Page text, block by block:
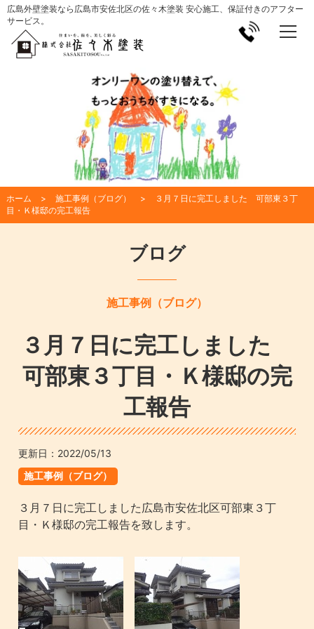
広島外壁塗装なら広島市安佐北区の佐々木塗装 安心施工、保証付きのアフター
サービス。
ホーム 施工事例（ブログ）
３月７日に完工しました 可部東３丁
目・Ｋ様邸の完工報告
ブログ
施工事例（ブログ）
３月７日に完工しました
可部東３丁目・Ｋ様邸の完
工報告
更新日： 2022/05/13
施工事例（ブログ）
３月７日に完工しました広島市安佐北区可部東３丁
目・Ｋ様邸の完工報告を致します。